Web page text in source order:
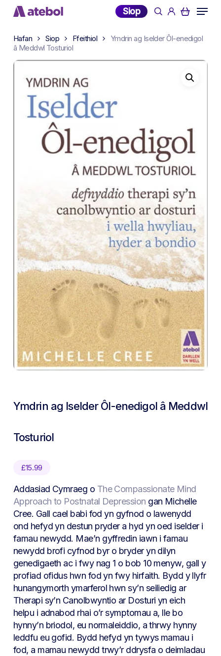
Skip
content
Siop searchaccount
Menu
Hafan Siop Ffeithiol
Ymdrin ag Iselder Ôl-enedigol
â Meddwl Tosturiol
Ymdrin ag Iselder Ôl-enedigol â Meddwl
Tosturiol
£15.99
Addasiad Cymraeg o The Compassionate Mind
Approach to Postnatal Depression gan Michelle
Cree. Gall cael babi fod yn gyfnod o lawenydd
ond hefyd yn destun pryder a hyd yn oed iselder i
famau newydd. Mae’n gyffredin iawn i famau
newydd brofi cyfnod byr o bryder yn dilyn
genedigaeth ac i fwy nag 1 o bob 10 menyw, gall y
profiad ofidus hwn fod yn fwy hirfaith. Bydd y llyfr
hunangymorth ymarferol hwn sy’n seiliedig ar
Therapi sy’n Canolbwyntio ar Dosturi yn eich
helpu i adnabod rhai o’r symptomau a, lle bo
hynny’n briodol, eu normaleiddio, a thrwy hynny
leddfu eu gofid. Bydd hefyd yn tywys mamau i
fod, a mamau newydd trwy’r ddrysfa o deimladau